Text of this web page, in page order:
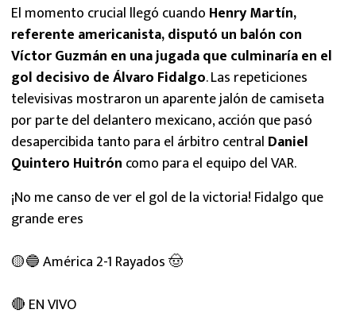
El momento crucial llegó cuando Henry Martín,
referente americanista, disputó un balón con
Víctor Guzmán en una jugada que culminaría en el
gol decisivo de Álvaro Fidalgo. Las repeticiones
televisivas mostraron un aparente jalón de camiseta
por parte del delantero mexicano, acción que pasó
desapercibida tanto para el árbitro central Daniel
Quintero Huitrón como para el equipo del VAR.
¡No me canso de ver el gol de la victoria! Fidalgo que
grande eres
🟡🔵 América 2-1 Rayados 🤠
🔴 EN VIVO